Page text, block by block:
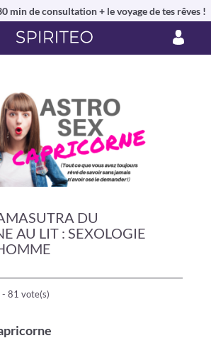
min de consultation + le voyage de tes rêves !
DU
AU LIT : SEXOLOGIE
- 81 vote(s)